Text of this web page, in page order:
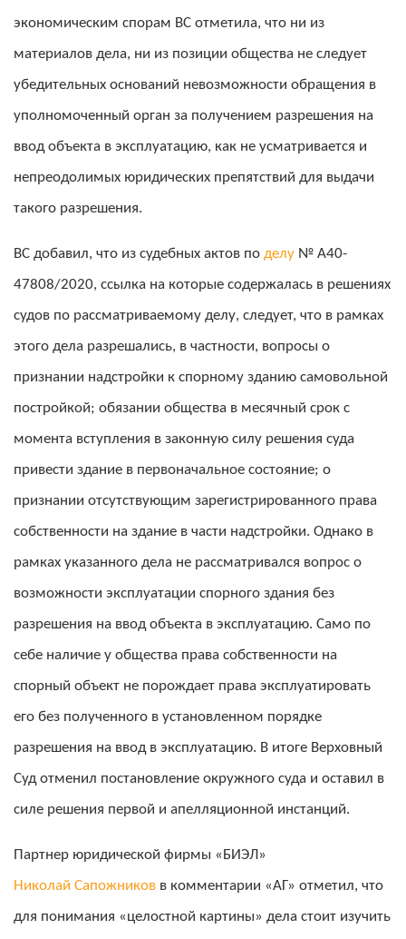
экономическим спорам ВС отметила, что ни из
материалов дела, ни из позиции общества не следует
убедительных оснований невозможности обращения в
уполномоченный орган за получением разрешения на
ввод объекта в эксплуатацию, как не усматривается и
непреодолимых юридических препятствий для выдачи
такого разрешения.
ВС добавил, что из судебных актов по делу № А40-
47808/2020, ссылка на которые содержалась в решениях
судов по рассматриваемому делу, следует, что в рамках
этого дела разрешались, в частности, вопросы о
признании надстройки к спорному зданию самовольной
постройкой; обязании общества в месячный срок с
момента вступления в законную силу решения суда
привести здание в первоначальное состояние; о
признании отсутствующим зарегистрированного права
собственности на здание в части надстройки. Однако в
рамках указанного дела не рассматривался вопрос о
возможности эксплуатации спорного здания без
разрешения на ввод объекта в эксплуатацию. Само по
себе наличие у общества права собственности на
спорный объект не порождает права эксплуатировать
его без полученного в установленном порядке
разрешения на ввод в эксплуатацию. В итоге Верховный
Суд отменил постановление окружного суда и оставил в
силе решения первой и апелляционной инстанций.
Партнер юридической фирмы «БИЭЛ»
Николай Сапожников в комментарии «АГ» отметил, что
для понимания «целостной картины» дела стоит изучить